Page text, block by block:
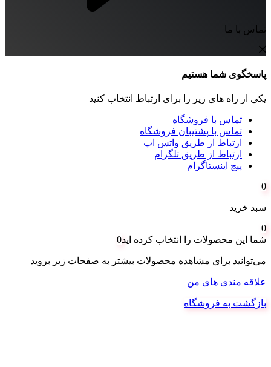
تماس با ما
پاسخگوی شما هستیم
یکی از راه های زیر را برای ارتباط انتخاب کنید
تماس با فروشگاه
تماس با پشتیبان فروشگاه
ارتباط از طریق واتس اپ
ارتباط از طریق تلگرام
پیج اینستاگرام
0
سبد خرید
0
شما این محصولات را انتخاب کرده اید0
می‌توانید برای مشاهده محصولات بیشتر به صفحات زیر بروید
علاقه مندی های من
بازگشت به فروشگاه